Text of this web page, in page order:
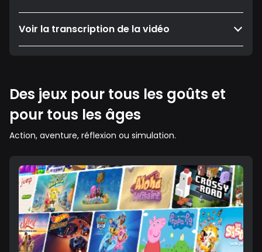
Voir la transcription de la vidéo
Des jeux pour tous les goûts et
pour tous les âges
Action, aventure, réflexion ou simulation.